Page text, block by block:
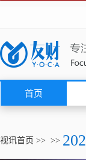
首页
视讯首页 >> >>